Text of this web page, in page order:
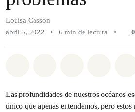
Louisa Casson
abril 5, 2022
• 6 min de lectura • 0
Las profundidades de nuestros océanos
único que apenas entendemos, pero estos